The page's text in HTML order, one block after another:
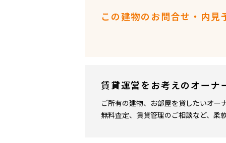
この建物のお問合せ・内見
賃貸運営をお考えのオーナ
ご所有の建物、お部屋を貸したいオー
無料査定、賃貸管理のご相談など、柔